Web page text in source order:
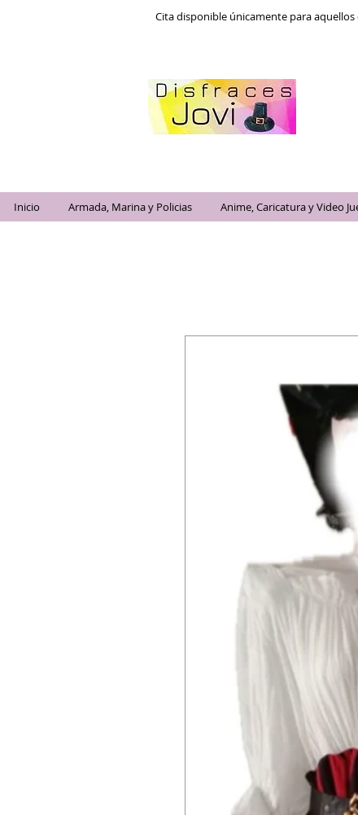
Cita disponible únicamente para
Inicio Armada, Marina y Policias Anime, Caricatura y Video